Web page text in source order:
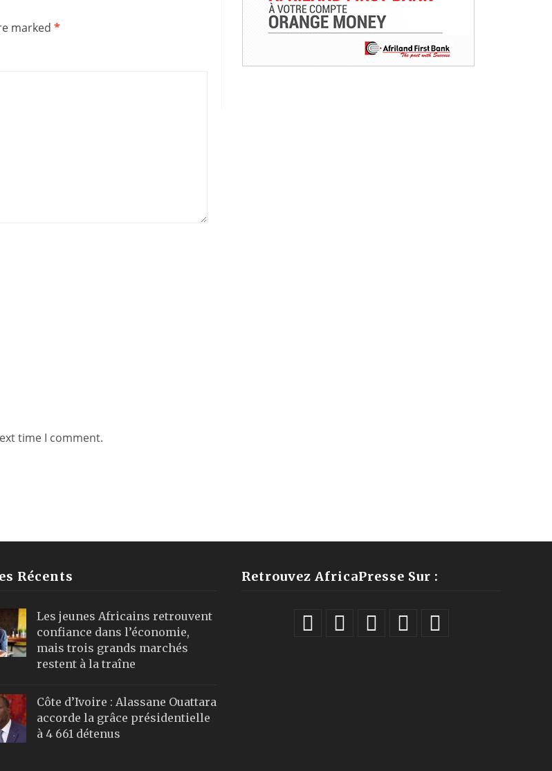
marked *
time I comment.
Récents
Les jeunes Africains retrouvent
confiance dans l’économie,
mais trois grands marchés
restent à la traîne
Côte d’Ivoire : Alassane Ouattara
accorde la grâce présidentielle
à 4 661 détenus
Retrouvez AfricaPresse Sur :